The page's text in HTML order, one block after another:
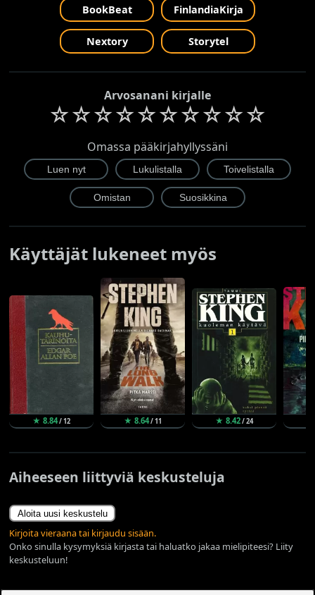
BookBeat FinlandiaKirja
Nextory Storytel
Arvosanani kirjalle
☆☆☆☆☆☆☆☆☆☆
Omassa pääkirjahyllyssäni
Käyttäjät lukeneet myös
★ 8.84/ 12 ★ 8.64/ 11 ★ 8.42/ 24
Aiheeseen liittyviä keskusteluja
Aloita uusi keskustelu
Kirjoita vieraana tai kirjaudu sisään.
Onko sinulla kysymyksiä kirjasta tai haluatko jakaa mielipiteesi? Liity
keskusteluun!